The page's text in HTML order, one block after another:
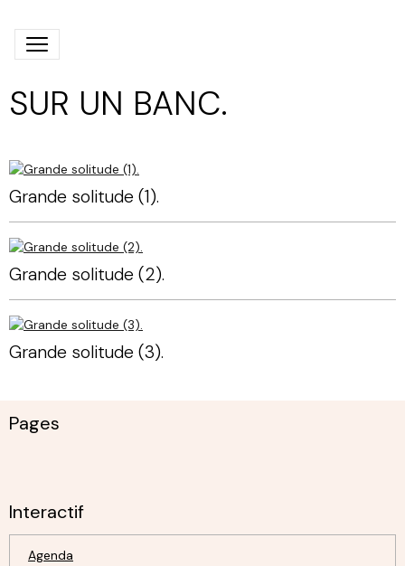
SUR UN BANC.
Grande solitude (1).
Grande solitude (2).
Grande solitude (3).
Pages
Interactif
Agenda